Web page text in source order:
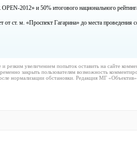
2012» и 50% итогового национального
ст. м. «Проспект Гагарина» до места проведения
резким увеличением попыток оставить на сайте
закрыть пользователям возможность
нормализации обстановки. Редакция МГ